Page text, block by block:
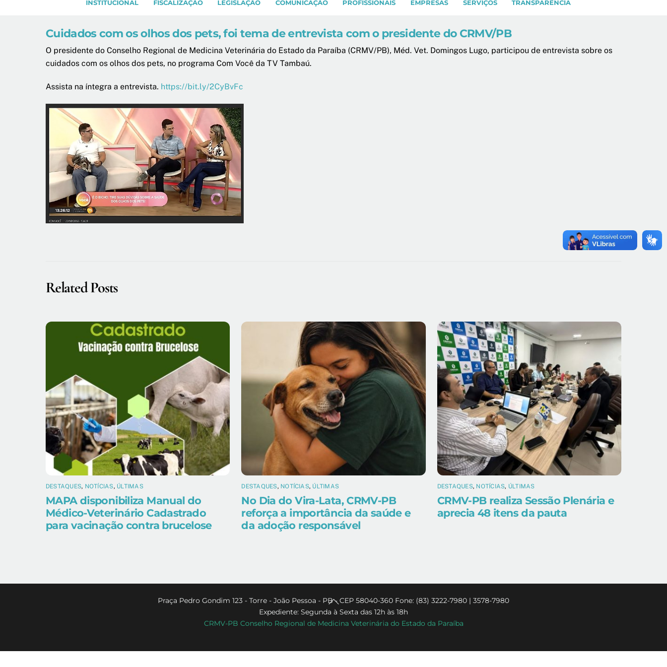
INSTITUCIONAL FISCALIZAÇÃO LEGISLAÇÃO COMUNICAÇÃO PROFISSIONAIS EMPRESAS SERVIÇOS TRANSPARÊNCIA
Cuidados com os olhos dos pets, foi tema de entrevista com o presidente do CRMV/PB
O presidente do Conselho Regional de Medicina Veterinária do Estado da Paraíba (CRMV/PB), Méd. Vet. Domingos Lugo, participou de entrevista sobre os
cuidados com os olhos dos pets, no programa Com Você da TV Tambaú.
Assista na íntegra a entrevista. https://bit.ly/2CyBvFc
Related Posts
DESTAQUES, NOTÍCIAS, ÚLTIMAS
MAPA disponibiliza Manual do
Médico-Veterinário Cadastrado
para vacinação contra brucelose
DESTAQUES, NOTÍCIAS, ÚLTIMAS
No Dia do Vira-Lata, CRMV-PB
reforça a importância da saúde e
da adoção responsável
DESTAQUES, NOTÍCIAS, ÚLTIMAS
CRMV-PB realiza Sessão Plenária e
aprecia 48 itens da pauta
Back
To
Top
Praça Pedro Gondim 123 - Torre - João Pessoa - PB - CEP 58040-360 Fone: (83) 3222-7980 | 3578-7980
Expediente: Segunda à Sexta das 12h às 18h
CRMV-PB Conselho Regional de Medicina Veterinária do Estado da Paraíba